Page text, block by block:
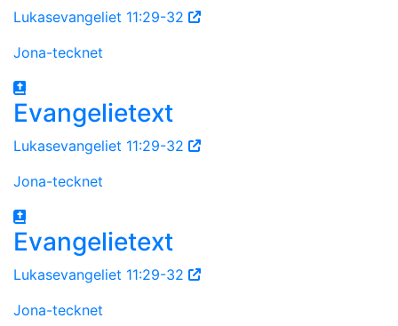
Lukasevangeliet 11:29-32
Jona-tecknet
Evangelietext
Lukasevangeliet 11:29-32
Jona-tecknet
Evangelietext
Lukasevangeliet 11:29-32
Jona-tecknet